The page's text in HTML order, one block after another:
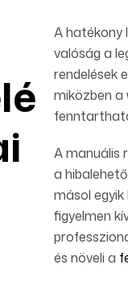
A hatékony
valóság a
rendelések
miközben a
A manuális
a
másol
figyelmen
és növeli a